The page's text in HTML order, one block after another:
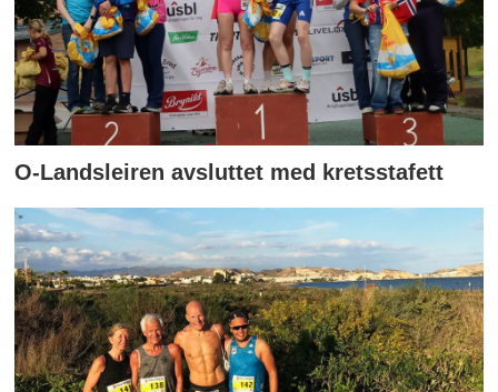
O-Landsleiren avsluttet med kretsstafett